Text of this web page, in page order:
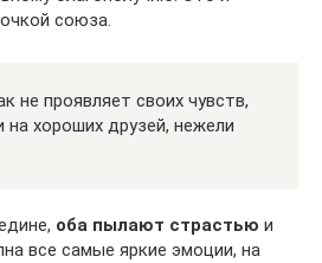
союза.
не проявляет своих чувств,
хороших друзей, нежели
оба пылают страстью и
все самые яркие эмоции, на